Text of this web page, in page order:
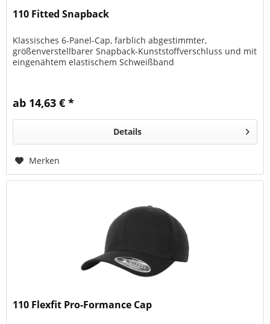
110 Fitted Snapback
Klassisches 6-Panel-Cap, farblich abgestimmter,
größenverstellbarer Snapback-Kunststoffverschluss und mit
eingenähtem elastischem Schweißband
ab 14,63 € *
Details
Merken
110 Flexfit Pro-Formance Cap